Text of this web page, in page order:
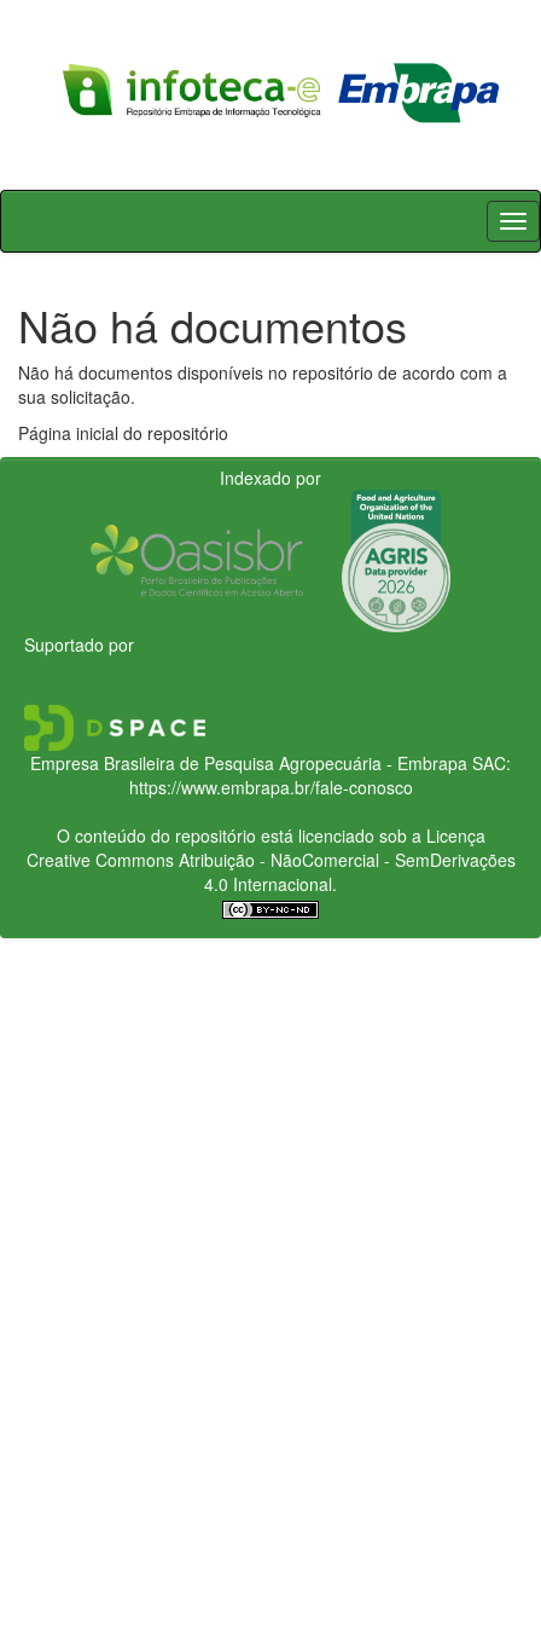
Skip
Não há documentos
Não há documentos disponíveis no repositório de acordo com a
sua solicitação.
Página inicial do repositório
Indexado por
Suportado por
Empresa Brasileira de Pesquisa Agropecuária - Embrapa SAC:
https://www.embrapa.br/fale-conosco
O conteúdo do repositório está licenciado sob a Licença
Creative CommonsAtribuição - NãoComercial - SemDerivações
4.0 Internacional.